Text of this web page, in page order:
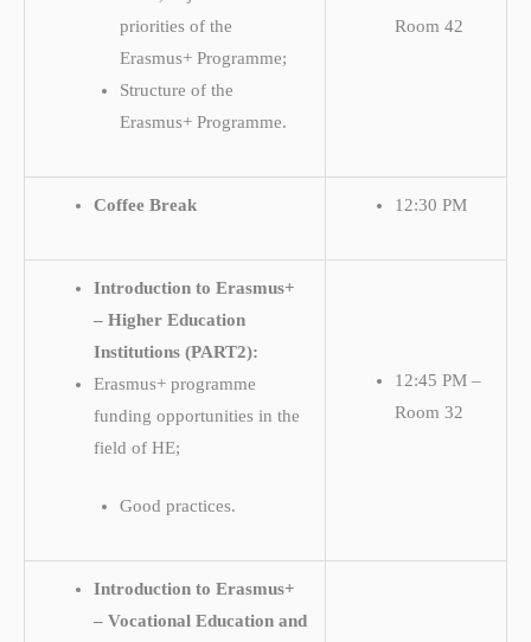
priorities of the
Erasmus+ Programme;
Structure of the
Erasmus+ Programme.
Room 42
Coffee Break 12:30 PM
Introduction to Erasmus+
– Higher Education
Institutions (PART2):
Erasmus+ programme
funding opportunities in the
field of HE;
Good practices.
12:45 PM –
Room 32
Introduction to Erasmus+
– Vocational Education and